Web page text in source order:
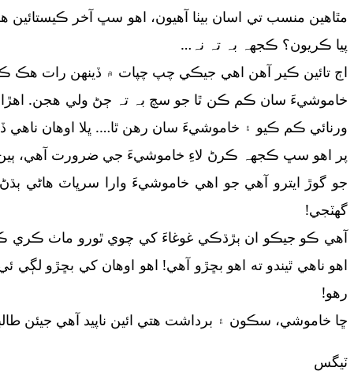
مٿاهين منسب تي اسان بيٺا آهيون، اهو سڀ آخر
پيا ڪريون؟ ڪجهہ بہ تہ نہ…
اڄ تائين ڪير آهن اهي جيڪي چپ چپات ۾ ڏينھن رات هڪ
خاموشيءَ سان ڪم ڪن ٿا جو سچ بہ تہ ڄڻ ولي هجن. اهڙا
ورنائي ڪم ڪيو ۽ خاموشيءَ سان رهن ٿا…. ڀلا اوهان ناهي
پر اهو سڀ ڪجهہ ڪرڻ لاءِ خاموشيءَ جي ضرورت آهي،
جو گوڙ ايترو آهي جو اهي خاموشيءَ وارا سرڀاٽ هاڻي
گهٽجي!
آهي ڪو جيڪو ان ٻڙڌڪي غوغاءَ کي چوي ٿورو ماٺ ڪري
اهو ناهي ٿيندو ته اهو بڇڙو آهي! اهو اوهان کي بڇڙو
رهو!
ڇا خاموشي، سڪون ۽ برداشت هتي ائين ناپيد آهي جيئن
ٽيگس